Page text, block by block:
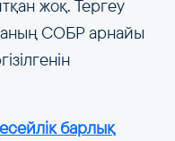
жоқ. Тергеу
СОБР арнайы
барлық